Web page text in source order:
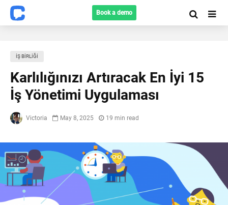
Book a demo
İŞ BIRLIĞI
Karlılığınızı Artıracak En İyi 15
İş Yönetimi Uygulaması
Victoria May 8, 2025 19 min read